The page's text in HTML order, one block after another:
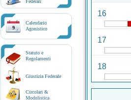
Federali
9
Calendario
Agonistico
Statuto e
Regolamenti
Giustizia Federale
Circolari &
Modulistica
16
17
18